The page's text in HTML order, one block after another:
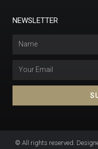
NEWSLETTER
© All rights reserved.